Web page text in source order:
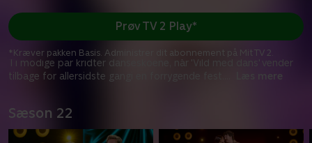
Ti modige par kridter danseskoene, når 'Vild med dans' vender
tilbage for allersidste gangi en forrygende fest.
Læs mere
Prøv TV 2 Play*
*Kræver pakken Basis. Administrer dit abonnement på Mit TV 2.
Sæson 22